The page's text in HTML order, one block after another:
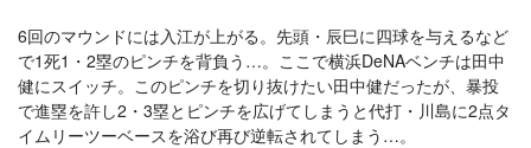
6回のマウンドには入江が上がる。先頭・辰巳に四球を与えるなど
で1死1・2塁のピンチを背負う…。ここで横浜DeNAベンチは田中
健にスイッチ。このピンチを切り抜けたい田中健だったが、暴投
で進塁を許し2・3塁とピンチを広げてしまうと代打・川島に2点タ
イムリーツーベースを浴び再び逆転されてしまう…。